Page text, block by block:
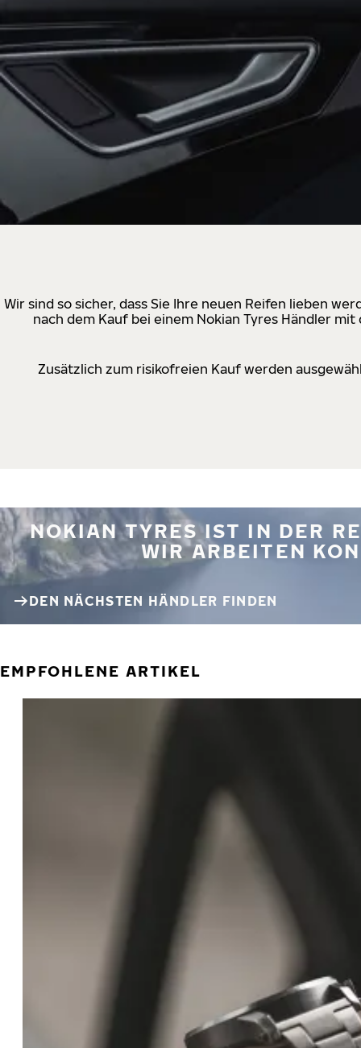
Wir sind so sicher, dass Sie Ihre neuen Reifen lieben
nach dem Kauf bei einem Nokian Tyres Händler
Zusätzlich zum risikofreien Kauf werden
NOKIAN TYRES IST IN DER
WIR ARBEITEN
DEN NÄCHSTEN HÄNDLER FINDEN
EMPFOHLENE ARTIKEL